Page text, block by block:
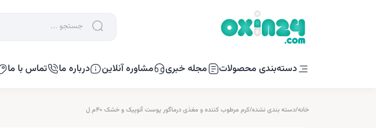
دسته‌بندی محصولات مجله خبری مشاوره آنلاین درباره ما تماس با ما
خانه/دسته بندی نشده/کرم مرطوب کننده و مغذی درماگور پوست آتوپیک و خشک 40م ل